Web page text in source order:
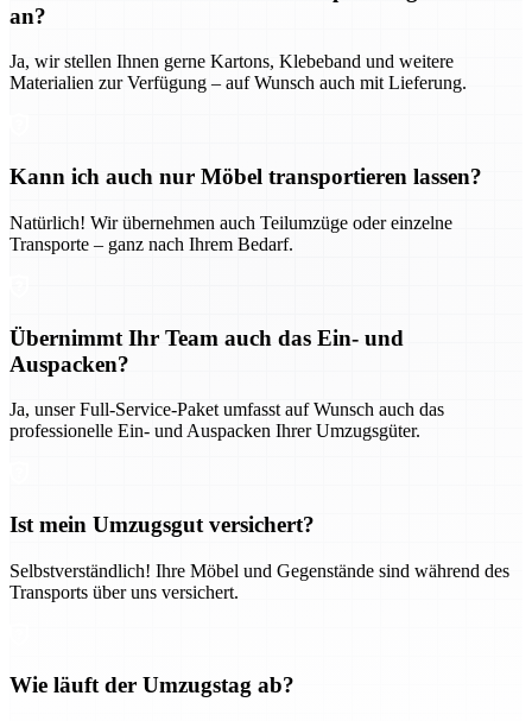
an?
Ja, wir stellen Ihnen gerne Kartons, Klebeband und weitere
Materialien zur Verfügung – auf Wunsch auch mit Lieferung.
Kann ich auch nur Möbel transportieren lassen?
Natürlich! Wir übernehmen auch Teilumzüge oder einzelne
Transporte – ganz nach Ihrem Bedarf.
Übernimmt Ihr Team auch das Ein- und
Auspacken?
Ja, unser Full-Service-Paket umfasst auf Wunsch auch das
professionelle Ein- und Auspacken Ihrer Umzugsgüter.
Ist mein Umzugsgut versichert?
Selbstverständlich! Ihre Möbel und Gegenstände sind während des
Transports über uns versichert.
Wie läuft der Umzugstag ab?